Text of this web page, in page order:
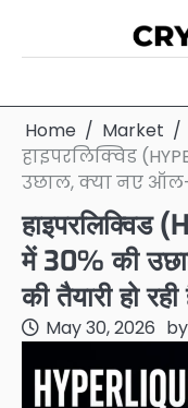
Home
Market
हाइपरलिक्विड
उछाल, क्या नए ऑल-
हाइपरलिक्विड
में 30% की
की तैयारी हो
May 30, 2026 by